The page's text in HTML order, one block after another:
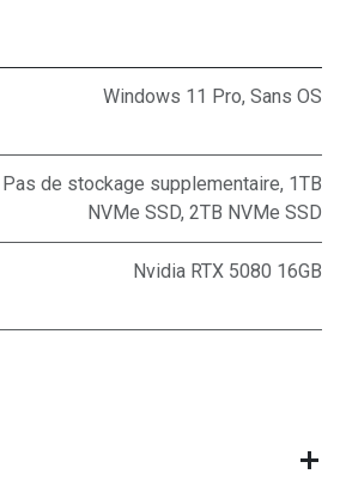
Windows 11 Pro, Sans OS
Pas de stockage supplementaire, 1TB
NVMe SSD, 2TB NVMe SSD
Nvidia RTX 5080 16GB